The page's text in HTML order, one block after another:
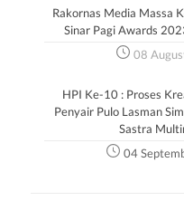
Rakornas Media Massa
Sinar Pagi Awards
08
HPI Ke-10 : Proses
Penyair Pulo Lasman
Sastra
04